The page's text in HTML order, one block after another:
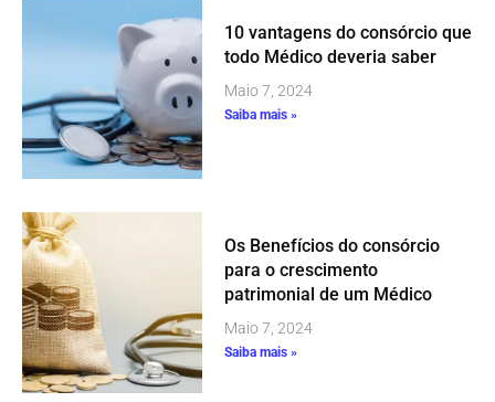
10 vantagens do consórcio que
todo Médico deveria saber
Maio 7, 2024
Saiba mais »
Os Benefícios do consórcio
para o crescimento
patrimonial de um Médico
Maio 7, 2024
Saiba mais »